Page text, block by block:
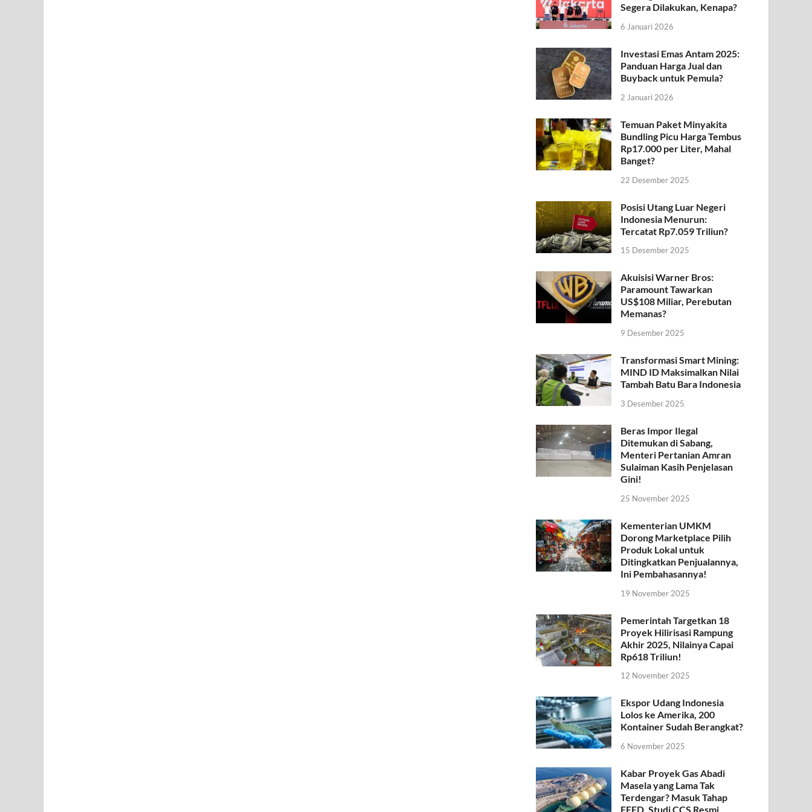
Segera Dilakukan, Kenapa?
6 Januari 2026
Investasi Emas Antam 2025:
Panduan Harga Jual dan
Buyback untuk Pemula?
2 Januari 2026
Temuan Paket Minyakita
Bundling Picu Harga Tembus
Rp17.000 per Liter, Mahal
Banget?
22 Desember 2025
Posisi Utang Luar Negeri
Indonesia Menurun:
Tercatat Rp7.059 Triliun?
15 Desember 2025
Akuisisi Warner Bros:
Paramount Tawarkan
US$108 Miliar, Perebutan
Memanas?
9 Desember 2025
Transformasi Smart Mining:
MIND ID Maksimalkan Nilai
Tambah Batu Bara Indonesia
3 Desember 2025
Beras Impor Ilegal
Ditemukan di Sabang,
Menteri Pertanian Amran
Sulaiman Kasih Penjelasan
Gini!
25 November 2025
Kementerian UMKM
Dorong Marketplace Pilih
Produk Lokal untuk
Ditingkatkan Penjualannya,
Ini Pembahasannya!
19 November 2025
Pemerintah Targetkan 18
Proyek Hilirisasi Rampung
Akhir 2025, Nilainya Capai
Rp618 Triliun!
12 November 2025
Ekspor Udang Indonesia
Lolos ke Amerika, 200
Kontainer Sudah Berangkat?
6 November 2025
Kabar Proyek Gas Abadi
Masela yang Lama Tak
Terdengar? Masuk Tahap
FEED, Studi CCS Resmi